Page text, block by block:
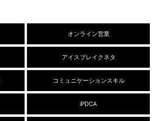
オンライン営業
アイスブレイクネタ
コミュニケーションスキル
iPDCA